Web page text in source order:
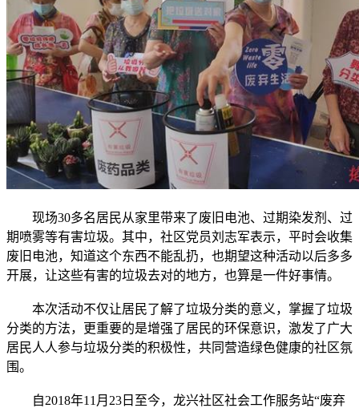
现场30多名居民从家里带来了废旧电池、过期染发剂、过
期喷雾等有害垃圾。其中，社区党员刘志军表示，平时会收集
废旧电池，知道这个东西不能乱扔，也期望这种活动以后多多
开展，让这些有害的垃圾去对的地方，也算是一件好事情。
本次活动不仅让居民了解了垃圾分类的意义，掌握了垃圾
分类的方法，更重要的是增强了居民的环保意识，激发了广大
居民人人参与垃圾分类的积极性，共同营造绿色健康的社区氛
围。
自2018年11月23日至今，龙兴社区社会工作服务站“废弃